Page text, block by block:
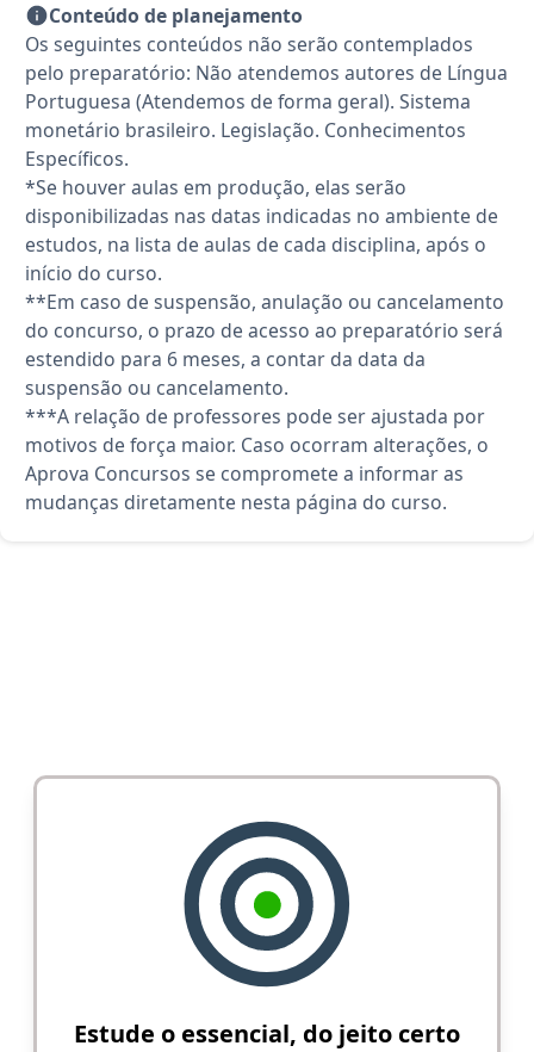
Conteúdo de planejamento
Os seguintes conteúdos não serão contemplados
pelo preparatório: Não atendemos autores de Língua
Portuguesa (Atendemos de forma geral). Sistema
monetário brasileiro. Legislação. Conhecimentos
Específicos.
*Se houver aulas em produção, elas serão
disponibilizadas nas datas indicadas no ambiente de
estudos, na lista de aulas de cada disciplina, após o
início do curso.
**Em caso de suspensão, anulação ou cancelamento
do concurso, o prazo de acesso ao preparatório será
estendido para 6 meses, a contar da data da
suspensão ou cancelamento.
***A relação de professores pode ser ajustada por
motivos de força maior. Caso ocorram alterações, o
Aprova Concursos se compromete a informar as
mudanças diretamente nesta página do curso.
Estude o essencial, do jeito certo